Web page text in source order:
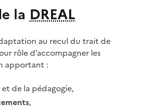
la DREAL
au recul du trait de
rôle d’accompagner les
apportant :
et de la pédagogie,
,